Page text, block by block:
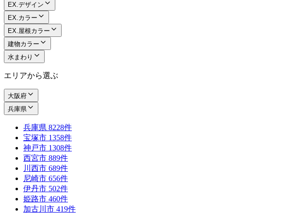
EX.デザイン
EX.カラー
EX.屋根カラー
建物カラー
水まわり
エリアから選ぶ
大阪府
兵庫県
兵庫県 8228件
宝塚市 1358件
神戸市 1308件
西宮市 889件
川西市 689件
尼崎市 656件
伊丹市 502件
姫路市 460件
加古川市 419件